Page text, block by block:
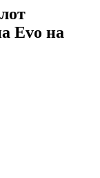
Evo на